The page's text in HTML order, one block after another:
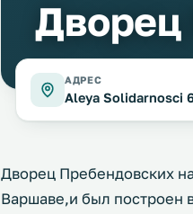
Дворец
АДРЕС
Aleya Solidarnosci
Дворец Пребендовских
Варшаве,и был построен